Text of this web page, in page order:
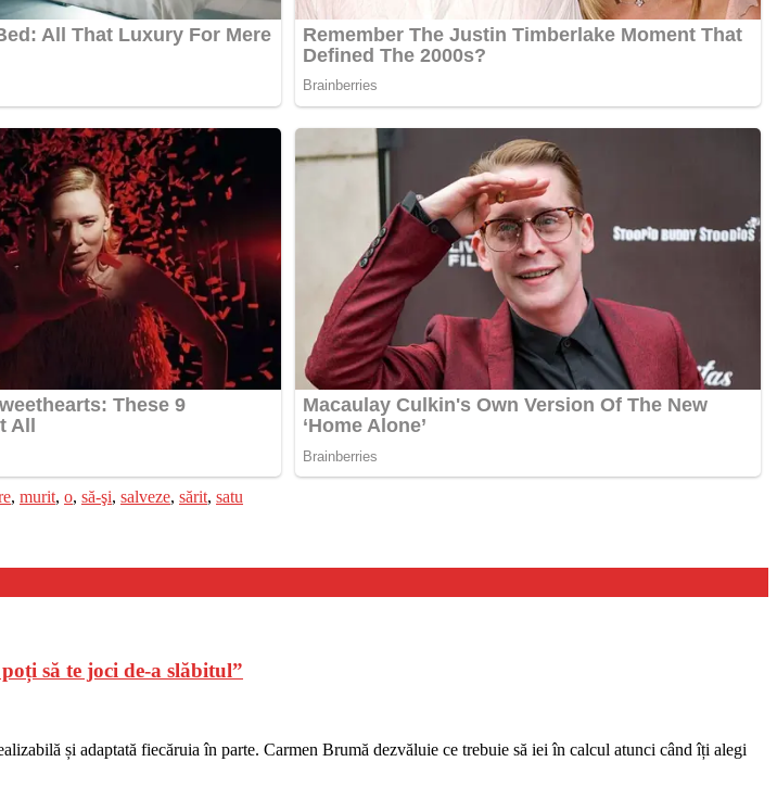
, murit, o, să-şi, salveze, sărit, satu
să te joci de-a slăbitul”
și adaptată fiecăruia în parte. Carmen Brumă dezvăluie ce trebuie să iei în calcul atunci când îți alegi